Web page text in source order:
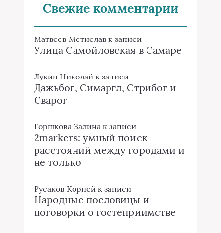
Свежие комментарии
Матвеев Мстислав к записи
Улица Самойловская в Самаре
Лукин Николай к записи
Дажьбог, Симаргл, Стрибог и
Сварог
Горшкова Залина к записи
2markers: умный поиск
расстояний между городами и
не только
Русаков Корней к записи
Народные пословицы и
поговорки о гостеприимстве